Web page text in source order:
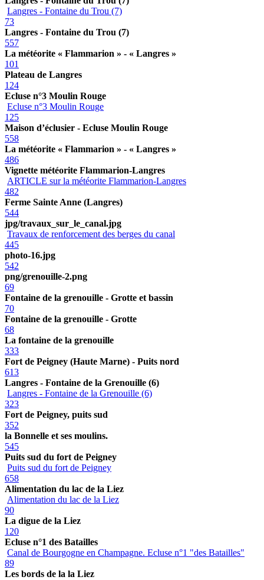
Langres - Fontaine du Trou (7)
73
Langres - Fontaine du Trou (7)
557
La météorite « Flammarion » - « Langres »
101
Plateau de Langres
124
Ecluse n°3 Moulin Rouge
Ecluse n°3 Moulin Rouge
125
Maison d’éclusier - Ecluse Moulin Rouge
558
La météorite « Flammarion » - « Langres »
486
Vignette météorite Flammarion-Langres
ARTICLE sur la météorite Flammarion-Langres
482
Ferme Sainte Anne (Langres)
544
jpg/travaux_sur_le_canal.jpg
Travaux de renforcement des berges du canal
445
photo-16.jpg
542
png/grenouille-2.png
69
Fontaine de la grenouille - Grotte et bassin
70
Fontaine de la grenouille - Grotte
68
La fontaine de la grenouille
333
Fort de Peigney (Haute Marne) - Puits nord
613
Langres - Fontaine de la Grenouille (6)
Langres - Fontaine de la Grenouille (6)
323
Fort de Peigney, puits sud
352
la Bonnelle et ses moulins.
545
Puits sud du fort de Peigney
Puits sud du fort de Peigney
658
Alimentation du lac de la Liez
Alimentation du lac de la Liez
90
La digue de la Liez
120
Ecluse n°1 des Batailles
Canal de Bourgogne en Champagne. Ecluse n°1 "des Batailles"
89
Les bords de la la Liez